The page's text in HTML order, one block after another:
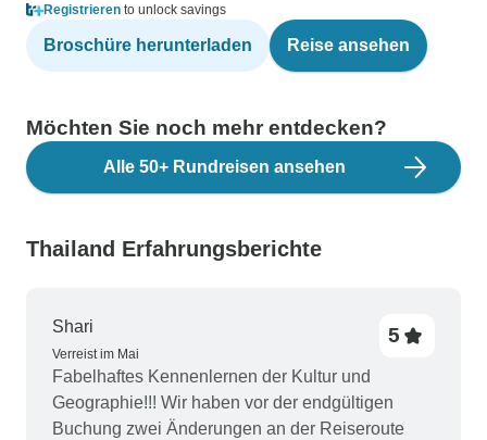
Registrieren to unlock savings
Broschüre herunterladen Reise ansehen
Möchten Sie noch mehr entdecken?
Alle 50+ Rundreisen ansehen
Thailand Erfahrungsberichte
Shari
Verreist im Mai
5
Fabelhaftes Kennenlernen der Kultur und
Geographie!!! Wir haben vor der endgültigen
Buchung zwei Änderungen an der Reiseroute